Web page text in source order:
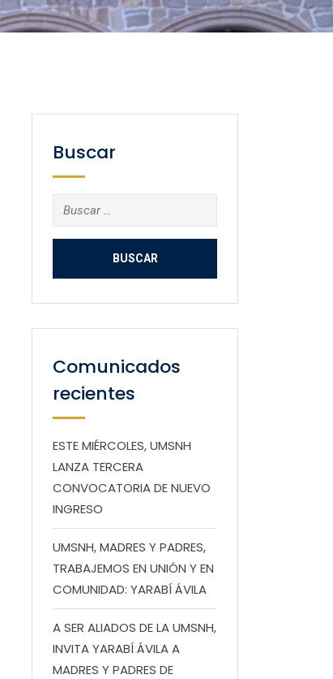
Buscar
Buscar:
Comunicados
recientes
ESTE MIÉRCOLES, UMSNH
LANZA TERCERA
CONVOCATORIA DE NUEVO
INGRESO
UMSNH, MADRES Y PADRES,
TRABAJEMOS EN UNIÓN Y EN
COMUNIDAD: YARABÍ ÁVILA
A SER ALIADOS DE LA UMSNH,
INVITA YARABÍ ÁVILA A
MADRES Y PADRES DE